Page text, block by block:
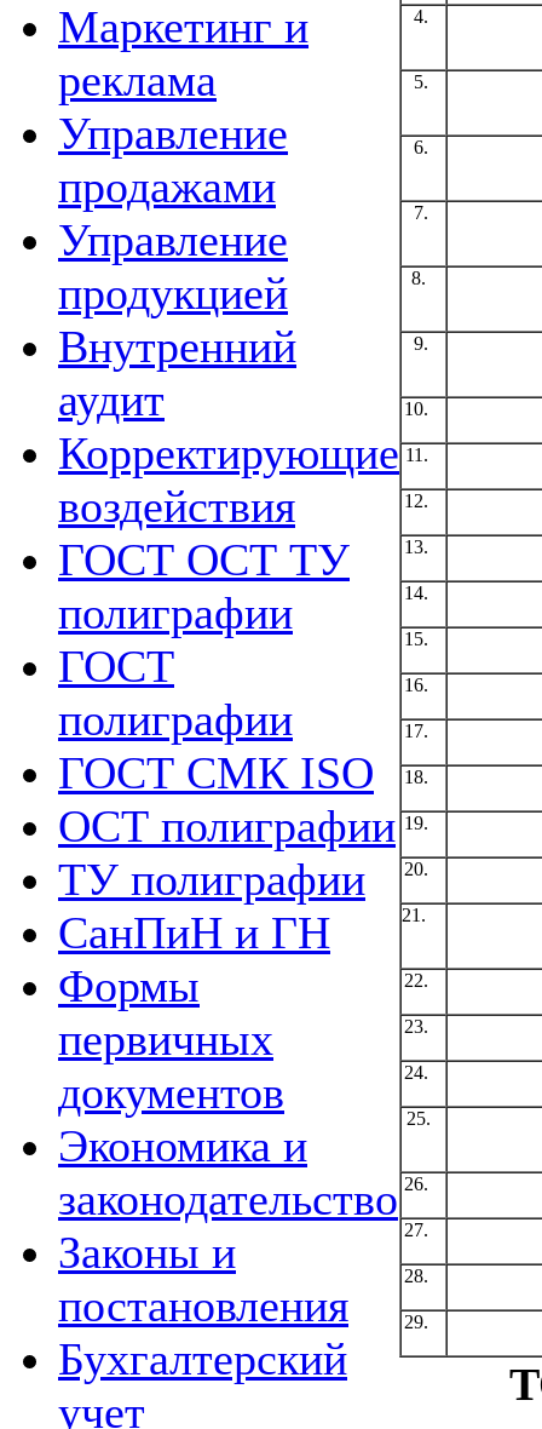
Маркетинг и
реклама
Управление
продажами
Управление
продукцией
Внутренний
аудит
Корректирующие
воздействия
ГОСТ ОСТ ТУ
полиграфии
ГОСТ
полиграфии
ГОСТ СМК ISO
ОСТ полиграфии
ТУ полиграфии
СанПиН и ГН
Формы
первичных
документов
Экономика и
законодательство
Законы и
постановления
Бухгалтерский
учет
4.
5.
6.
7.
8.
9.
10.
11.
12.
13.
14.
15.
16.
17.
18.
19.
20.
21.
22.
23.
24.
25.
26.
27.
28.
29.